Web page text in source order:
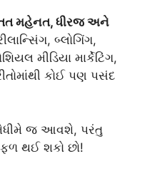
મહેનત, ધીરજ અને
બ્લોગિંગ,
મીડિયા માર્કેટિંગ,
કોઈ પણ પસંદ
જ આવશે, પરંતુ
થઈ શકો છો!